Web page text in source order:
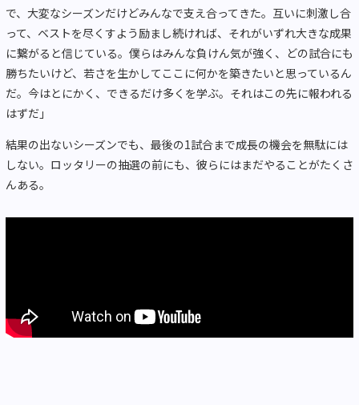
で、大変なシーズンだけどみんなで支え合ってきた。互いに刺激し合
って、ベストを尽くすよう励まし続ければ、それがいずれ大きな成果
に繋がると信じている。僕らはみんな負けん気が強く、どの試合にも
勝ちたいけど、若さを生かしてここに何かを築きたいと思っているん
だ。今はとにかく、できるだけ多くを学ぶ。それはこの先に報われる
はずだ」
結果の出ないシーズンでも、最後の1試合まで成長の機会を無駄には
しない。ロッタリーの抽選の前にも、彼らにはまだやることがたくさ
んある。